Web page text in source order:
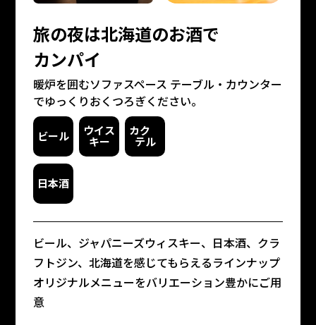
旅の夜は北海道のお酒で
カンパイ
暖炉を囲むソファスペース テーブル・カウンター
でゆっくりおくつろぎください。
ビール ウイス
キー
カク
テル
日本酒
ビール、ジャパニーズウィスキー、日本酒、クラ
フトジン、北海道を感じてもらえるラインナップ
オリジナルメニューをバリエーション豊かにご用
意